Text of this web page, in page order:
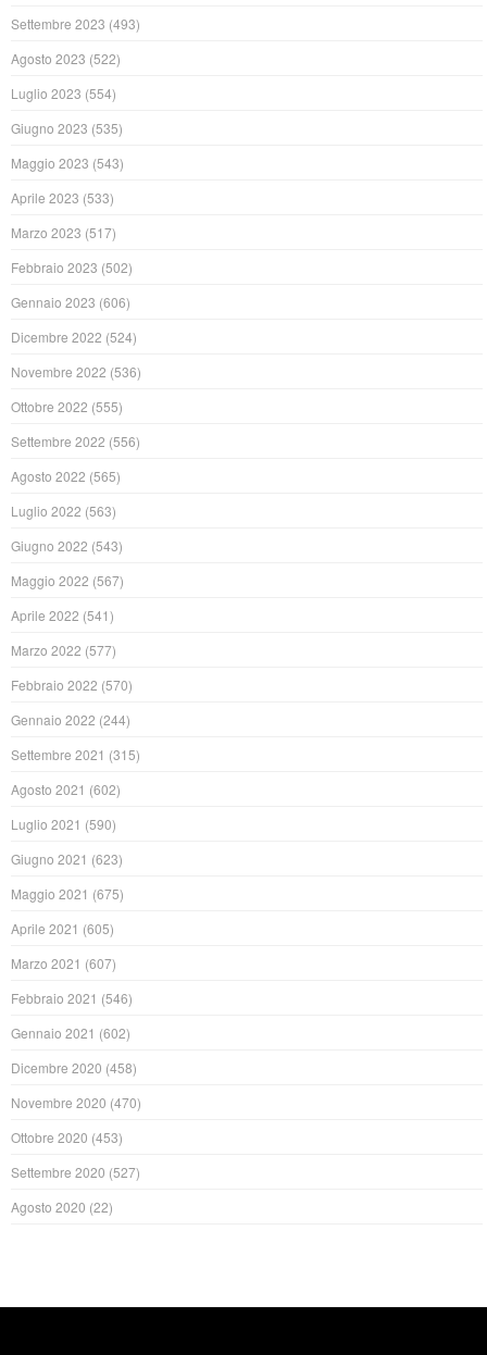
Settembre 2023 (493)
Agosto 2023 (522)
Luglio 2023 (554)
Giugno 2023 (535)
Maggio 2023 (543)
Aprile 2023 (533)
Marzo 2023 (517)
Febbraio 2023 (502)
Gennaio 2023 (606)
Dicembre 2022 (524)
Novembre 2022 (536)
Ottobre 2022 (555)
Settembre 2022 (556)
Agosto 2022 (565)
Luglio 2022 (563)
Giugno 2022 (543)
Maggio 2022 (567)
Aprile 2022 (541)
Marzo 2022 (577)
Febbraio 2022 (570)
Gennaio 2022 (244)
Settembre 2021 (315)
Agosto 2021 (602)
Luglio 2021 (590)
Giugno 2021 (623)
Maggio 2021 (675)
Aprile 2021 (605)
Marzo 2021 (607)
Febbraio 2021 (546)
Gennaio 2021 (602)
Dicembre 2020 (458)
Novembre 2020 (470)
Ottobre 2020 (453)
Settembre 2020 (527)
Agosto 2020 (22)